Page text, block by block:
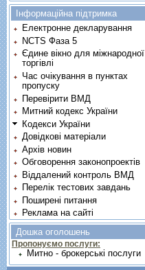
Інформаційна підтримка
Електронне декларування
NCTS Фаза 5
Єдине вікно для міжнародної
торгівлі
Час очікування в пунктах
пропуску
Перевірити ВМД
Митний кодекс України
Кодекси України
Довідкові матеріали
Архів новин
Обговорення законопроектів
Віддалений контроль ВМД
Перелік тестових завдань
Поширені питання
Реклама на сайті
Дошка оголошень
Пропонуємо послуги:
Митно - брокерські послуги